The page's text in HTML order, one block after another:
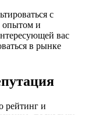
с
опытом и
вас
в рынке
рейтинг и